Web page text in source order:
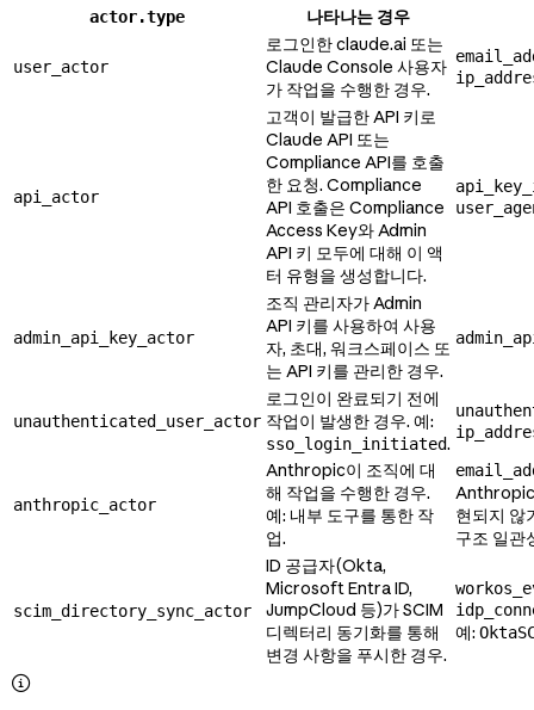
actor.type 나타나는 경우
user_actor
로그인한 claude.ai 또는
Claude Console 사용자
가 작업을 수행한 경우.
api_actor
고객이 발급한 API 키로
Claude API 또는
Compliance API를 호출
한 요청. Compliance
API 호출은 Compliance
Access Key와 Admin
API 키 모두에 대해 이 액
터 유형을 생성합니다.
admin_api_key_actor
조직 관리자가 Admin
API 키를 사용하여 사용
자, 초대, 워크스페이스 또
는 API 키를 관리한 경우.
unauthenticated_user_actor
로그인이 완료되기 전에
작업이 발생한 경우. 예:
sso_login_initiated.
anthropic_actor
Anthropic이 조직에 대
해 작업을 수행한 경우.
예: 내부 도구를 통한 작
업.
Anthropic
현되지 않
구조 일관
scim_directory_sync_actor
ID 공급자(Okta,
Microsoft Entra ID,
JumpCloud 등)가 SCIM
디렉터리 동기화를 통해
변경 사항을 푸시한 경우.
예:
